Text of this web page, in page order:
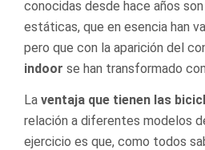
conocidas desde hace años
estáticas, que en esencia han
pero que con la aparición del
indoor se han transformado
La ventaja que tienen las
relación a diferentes modelos
ejercicio es que, como todos